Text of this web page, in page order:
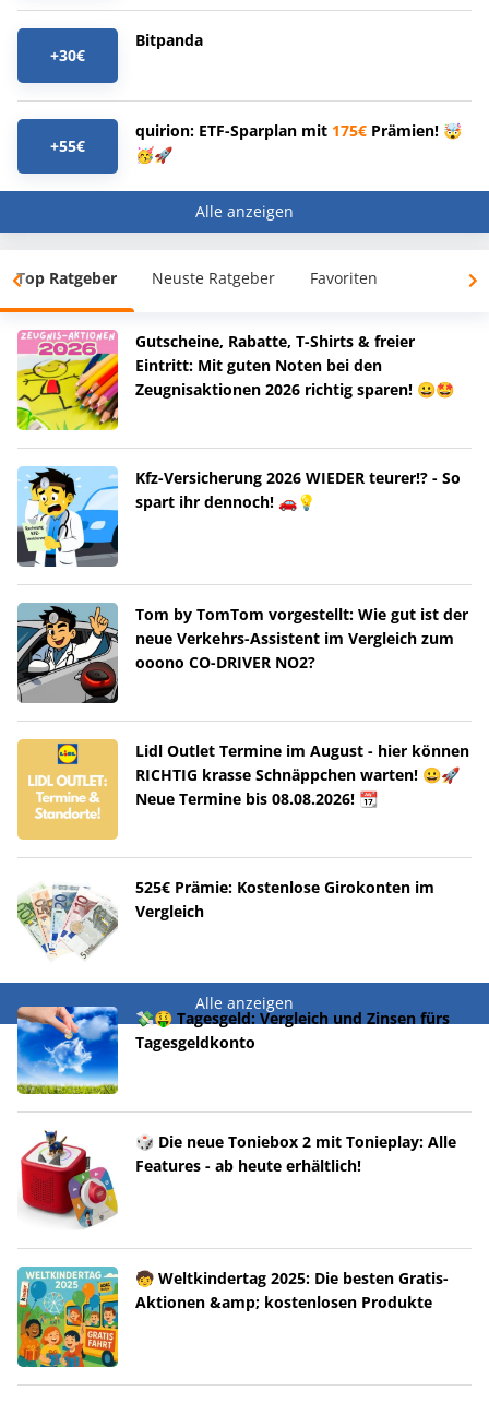
+30€
Bitpanda
+55€
quirion: ETF-Sparplan mit 175€ Prämien! 🤯
🥳🚀
Alle anzeigen
Top Ratgeber Neuste Ratgeber Favoriten
Gutscheine, Rabatte, T-Shirts & freier
Eintritt: Mit guten Noten bei den
Zeugnisaktionen 2026 richtig sparen! 😀🤩
Kfz-Versicherung 2026 WIEDER teurer!? - So
spart ihr dennoch! 🚗💡
Tom by TomTom vorgestellt: Wie gut ist der
neue Verkehrs-Assistent im Vergleich zum
ooono CO-DRIVER NO2?
Lidl Outlet Termine im August - hier können
RICHTIG krasse Schnäppchen warten! 😀🚀
Neue Termine bis 08.08.2026! 📆
525€ Prämie: Kostenlose Girokonten im
Vergleich
Alle anzeigen
💸🤑 Tagesgeld: Vergleich und Zinsen fürs
Tagesgeldkonto
🎲 Die neue Toniebox 2 mit Tonieplay: Alle
Features - ab heute erhältlich!
🧒 Weltkindertag 2025: Die besten Gratis-
Aktionen &amp; kostenlosen Produkte